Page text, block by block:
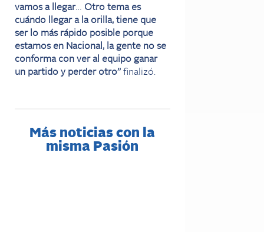
vamos a llegar… Otro tema es
cuándo llegar a la orilla, tiene que
ser lo más rápido posible porque
estamos en Nacional, la gente no se
conforma con ver al equipo ganar
un partido y perder otro” finalizó.
Más noticias con la
misma Pasión